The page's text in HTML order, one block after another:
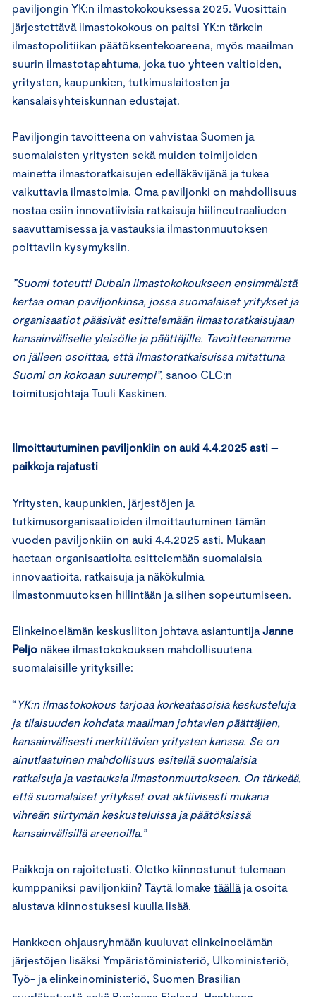
paviljongin YK:n ilmastokokouksessa 2025. Vuosittain
järjestettävä ilmastokokous on paitsi YK:n tärkein
ilmastopolitiikan päätöksentekoareena, myös maailman
suurin ilmastotapahtuma, joka tuo yhteen valtioiden,
yritysten, kaupunkien, tutkimuslaitosten ja
kansalaisyhteiskunnan edustajat.
Paviljongin tavoitteena on vahvistaa Suomen ja
suomalaisten yritysten sekä muiden toimijoiden
mainetta ilmastoratkaisujen edelläkävijänä ja tukea
vaikuttavia ilmastoimia. Oma paviljonki on mahdollisuus
nostaa esiin innovatiivisia ratkaisuja hiilineutraaliuden
saavuttamisessa ja vastauksia ilmastonmuutoksen
polttaviin kysymyksiin.
”Suomi toteutti Dubain ilmastokokoukseen ensimmäistä
kertaa oman paviljonkinsa, jossa suomalaiset yritykset ja
organisaatiot pääsivät esittelemään ilmastoratkaisujaan
kansainväliselle yleisölle ja päättäjille. Tavoitteenamme
on jälleen osoittaa, että ilmastoratkaisuissa mitattuna
Suomi on kokoaan suurempi”, sanoo CLC:n
toimitusjohtaja Tuuli Kaskinen.
Ilmoittautuminen paviljonkiin on auki 4.4.2025 asti –
paikkoja rajatusti
Yritysten, kaupunkien, järjestöjen ja
tutkimusorganisaatioiden ilmoittautuminen tämän
vuoden paviljonkiin on auki 4.4.2025 asti. Mukaan
haetaan organisaatioita esittelemään suomalaisia
innovaatioita, ratkaisuja ja näkökulmia
ilmastonmuutoksen hillintään ja siihen sopeutumiseen.
Elinkeinoelämän keskusliiton johtava asiantuntija Janne
Peljo näkee ilmastokokouksen mahdollisuutena
suomalaisille yrityksille:
“YK:n ilmastokokous tarjoaa korkeatasoisia keskusteluja
ja tilaisuuden kohdata maailman johtavien päättäjien,
kansainvälisesti merkittävien yritysten kanssa. Se on
ainutlaatuinen mahdollisuus esitellä suomalaisia
ratkaisuja ja vastauksia ilmastonmuutokseen. On tärkeää,
että suomalaiset yritykset ovat aktiivisesti mukana
vihreän siirtymän keskusteluissa ja päätöksissä
kansainvälisillä areenoilla.”
Paikkoja on rajoitetusti. Oletko kiinnostunut tulemaan
kumppaniksi paviljonkiin? Täytä lomake täällä ja osoita
alustava kiinnostuksesi kuulla lisää.
Hankkeen ohjausryhmään kuuluvat elinkeinoelämän
järjestöjen lisäksi Ympäristöministeriö, Ulkoministeriö,
Työ- ja elinkeinoministeriö, Suomen Brasilian